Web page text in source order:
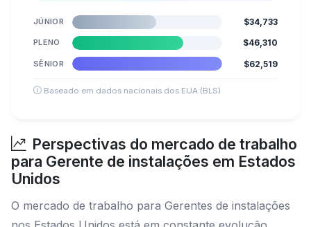
JÚNIOR $34,733
PLENO $46,310
SÊNIOR $62,519
Baseado em dados nacionais dos EUA (BLS)
Perspectivas do mercado de trabalho
para Gerente de instalações em Estados
Unidos
O mercado de trabalho para Gerentes de instalações